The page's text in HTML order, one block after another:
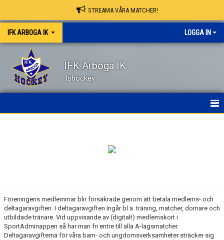
STREAMA VÅRA MATCHER!
IFK ARBOGA IK LOGGA IN
IFK Arboga IK
Ishockey
KALENDER
DOKUMENT
Föreningens medlemmar blir försäkrade genom att betala medlems- och
deltagaravgiften. I deltagaravgiften ingår bl.a. träning, matcher, domare och
utbildade tränare. Vid uppvisande av (digitalt) medlemskort i
SportAdminappen så har man fri entre till alla A-lagsmatcher.
Deltagaravgifterna för våra barn- och ungdomsverksamheter sträcker sig